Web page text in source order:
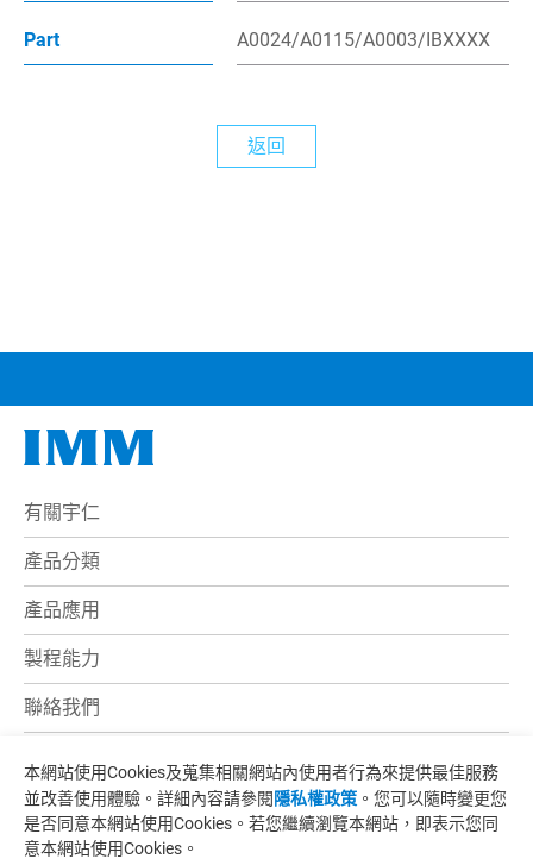
Part A0024/A0115/A0003/IBXXXX
返回
有關宇仁
產品分類
產品應用
製程能力
聯絡我們
最新消息
本網站使用Cookies及蒐集相關網站內使用者行為來提供最佳服務
並改善使用體驗。詳細內容請參閱 隱私權政策 。您可以隨時變更您
是否同意本網站使用Cookies。若您繼續瀏覽本網站，即表示您同
意本網站使用Cookies。